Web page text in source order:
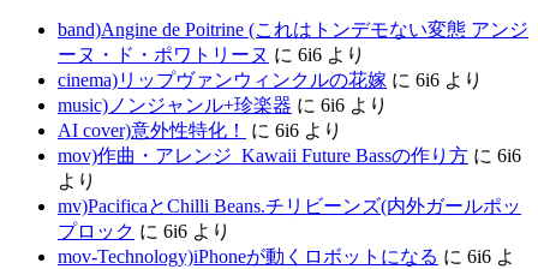
band)Angine de Poitrine (これはトンデモない変態 アンジ
ーヌ・ド・ポワトリーヌ に 6i6 より
cinema)リップヴァンウィンクルの花嫁 に 6i6 より
music)ノンジャンル+珍楽器 に 6i6 より
AI cover)意外性特化！
に 6i6 より
mov)作曲・アレンジ_Kawaii Future Bassの作り方 に 6i6
より
mv)PacificaとChilli Beans.チリビーンズ(内外ガールポッ
プロック に 6i6 より
mov-Technology)iPhoneが動くロボットになる に 6i6 よ